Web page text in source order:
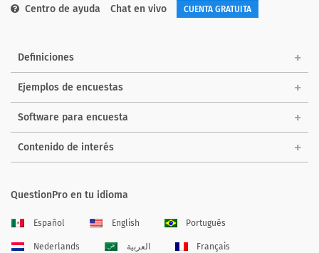
Centro de ayuda Chat en vivo CUENTA GRATUITA
Definiciones
Ejemplos de encuestas
Software para encuesta
Contenido de interés
QuestionPro en tu idioma
Español English Português
Nederlands العربية Français